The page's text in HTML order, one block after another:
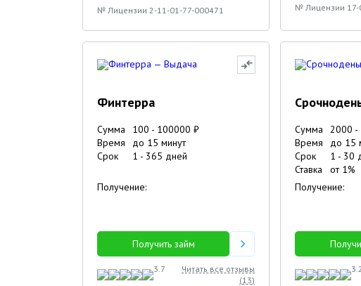
№ Лицензии 2-11-01-77-000471 № Лицензии 17-
Финтерра
Сумма 100 - 100000 ₽
Время
до 15 минут
Срок
1 - 365 дней
Получение:
Получить займ
3.7
Читать все отзывы
(13)
Сумма 2000 -
Время
до 15
Срок
1 - 30
Ставка
от 1%
Получение:
3.2